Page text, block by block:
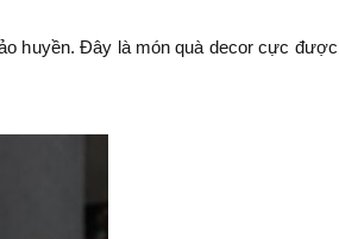
huyền. Đây là món quà decor cực